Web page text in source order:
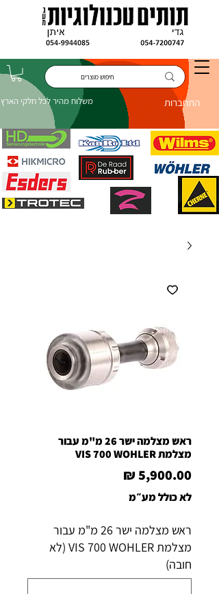
משלוח מהיר לכל חלקי הארץ התחברות
ראש מצלמה ישר 26 מ"מ עבור
מצלמת VIS 700 WOHLER
לא כולל מע״מ
ראש מצלמה ישר 26 מ"מ עבור
מצלמת VIS 700 WOHLER (לא
חובה)